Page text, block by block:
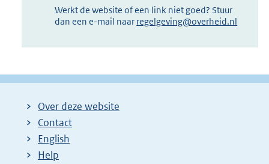
Werkt de website of een link niet goed? Stuur
dan een e-mail naar regelgeving@overheid.nl
Over deze website
Contact
English
Help